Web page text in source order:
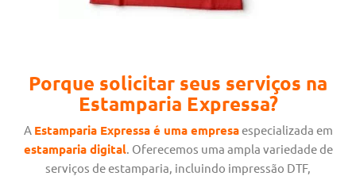
Porque solicitar seus serviços na
Estamparia Expressa?
A Estamparia Expressa é uma empresaespecializada em
estamparia digital. Oferecemos uma ampla variedade de
serviços de estamparia, incluindo impressão DTF,